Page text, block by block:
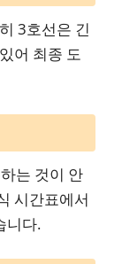
3호선은 긴
어 최종 도
는 것이 안
시간표에서
니다.